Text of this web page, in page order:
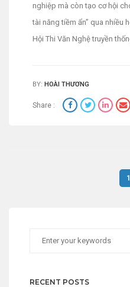
nghiệp mà còn tạo cơ hội
tài năng tiềm ẩn” qua nhiều
Hội Thi Văn Nghệ truyền
BY: HOÀI THƯƠNG
Share :
1
RECENT POSTS